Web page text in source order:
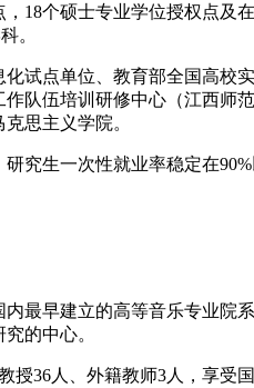
，18个硕士专业学位授权点
。
试点单位、教育部全国高校
队伍培训研修中心（江西师
思主义学院。
究生一次性就业率稳定在
最早建立的高等音乐专业
的中心。
授36人、外籍教师3人，享